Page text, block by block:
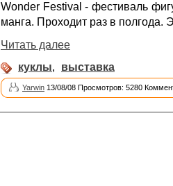
Wonder Festival - фестиваль
манга. Проходит раз в полгода.
Читать далее
куклы, выставка
Yarwin 13/08/08 Просмотров: 5280